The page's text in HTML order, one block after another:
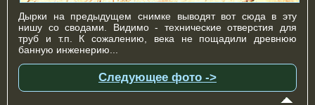
Дырки на предыдущем снимке выводят вот сюда в эту
нишу со сводами. Видимо - технические отверстия для
труб и т.п. К сожалению, века не пощадили древнюю
банную инженерию...
Следующее фото ->